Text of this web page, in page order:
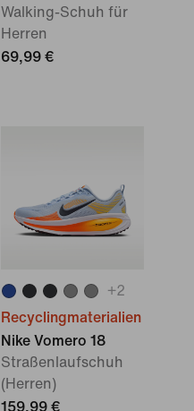
Walking-Schuh für
Herren
69,99 €
+2
Recyclingmaterialien
Nike Vomero 18
Straßenlaufschuh
(Herren)
159,99 €